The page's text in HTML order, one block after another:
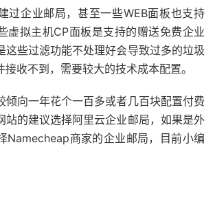
过企业邮局，甚至一些WEB面板也支持
虚拟主机CP面板是支持的赠送免费企业
这些过滤功能不处理好会导致过多的垃圾
收不到，需要较大的技术成本配置。
倾向一年花个一百多或者几百块配置付费
站的建议选择阿里云企业邮局，如果是外
Namecheap商家的企业邮局，目前小编